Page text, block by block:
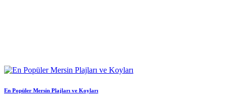
En Popüler Mersin Plajları ve Koyları